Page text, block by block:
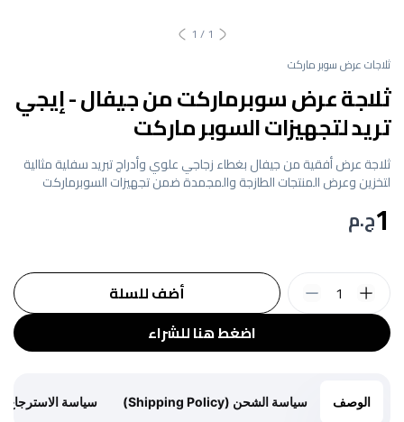
1
/
1
ثلاجات عرض سوبر ماركت
ثلاجة عرض سوبرماركت من جيفال - إيجي
تريد لتجهيزات السوبر ماركت
ثلاجة عرض أفقية من جيفال بغطاء زجاجي علوي وأدراج تبريد سفلية مثالية
لتخزين وعرض المنتجات الطازجة والمجمدة ضمن تجهيزات السوبرماركت
1ج.م
اضغط هنا للشراء
أضف للسلة 1
الوصف سياسة الشحن (Shipping Policy) سياسة الاسترجاع (Return Policy)